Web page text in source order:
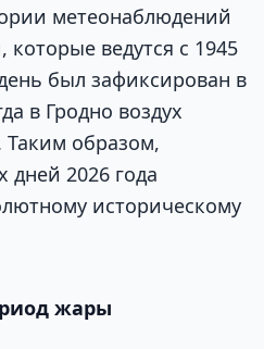
метеонаблюдений
которые ведутся с 1945
был зафиксирован в
в Гродно воздух
Таким образом,
дней 2026 года
историческому
жары